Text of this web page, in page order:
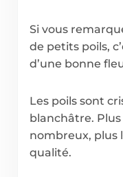
Si vous
de petits poils,
d’une bonne
Les poils sont
blanchâtre.
nombreux, plus
qualité.